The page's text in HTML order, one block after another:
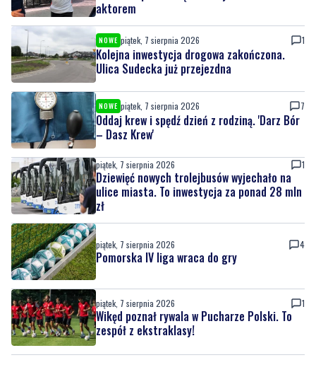
Ulica Sudecka już przejezdna
NOWE piątek, 7 sierpnia 2026
Oddaj krew i spędź dzień z rodziną. 'Darz Bór
piątek, 7 sierpnia 2026 1
Dziewięć nowych trolejbusów wyjechało na
ulice miasta. To inwestycja za ponad 28 mln
zł
piątek, 7 sierpnia 2026 4
Pomorska IV liga wraca do gry
piątek, 7 sierpnia 2026 1
Wikęd poznał rywala w Pucharze Polski. To